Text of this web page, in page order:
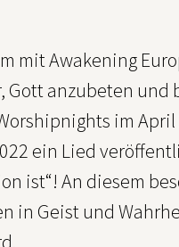
mit Awakening
Gott anzubeten
im April
ein Lied
ist“! An diesem
in Geist und